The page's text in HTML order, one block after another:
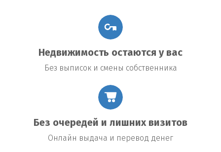
Недвижимость остаются у вас
Без выписок и смены собственника
Без очередей и лишних визитов
Онлайн выдача и перевод денег